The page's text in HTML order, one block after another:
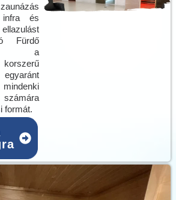
infra és
Fürdő
a
formát.